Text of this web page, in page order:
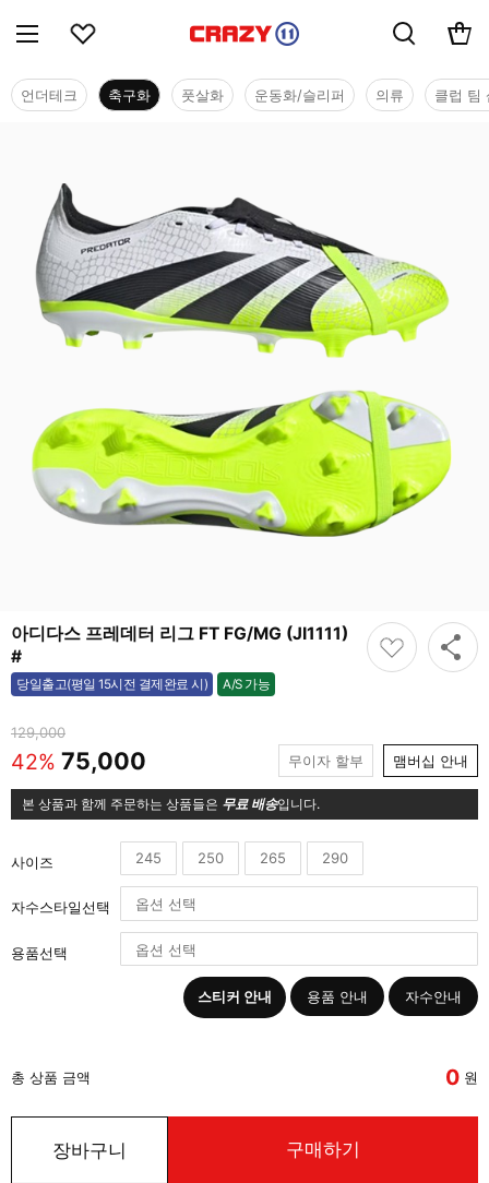
언더테크 축구화 풋살화 운동화/슬리퍼 의류 클럽 팀
아디다스 프레데터 리그 FT FG/MG (JI1111)
#
당일출고(평일 15시전 결제완료 시) A/S 가능
가능
129,000
42% 75,000 무이자 할부 맴버십 안내
본 상품과 함께 주문하는 상품들은 무료 배송입니다.
사이즈 245 250 265 290
자수스타일선택
용품선택
스티커 안내 용품 안내 자수안내
총 상품 금액 0 원
장바구니 구매하기